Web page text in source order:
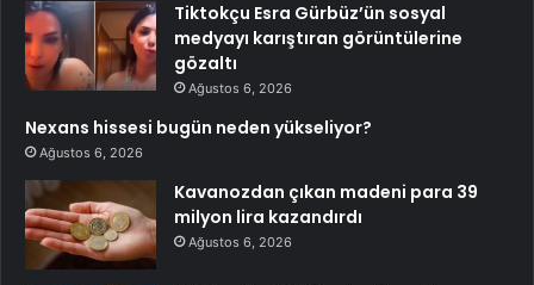
Tiktokçu Esra Gürbüz’ün sosyal
medyayı karıştıran görüntülerine
gözaltı
Ağustos 6, 2026
Nexans hissesi bugün neden yükseliyor?
Ağustos 6, 2026
Kavanozdan çıkan madeni para 39
milyon lira kazandırdı
Ağustos 6, 2026